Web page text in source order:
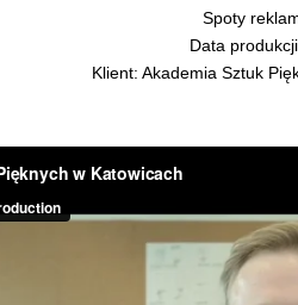
Spoty
Data
Klient: Akademia Sztuk